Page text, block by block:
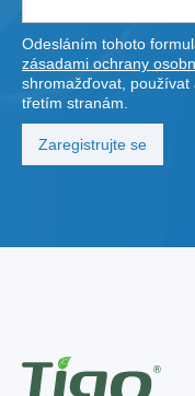
Odesláním tohoto
zásadami ochrany
shromažďovat,
třetím stranám.